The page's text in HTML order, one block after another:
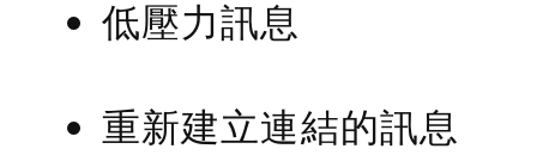
低壓力訊息
重新建立連結的訊息